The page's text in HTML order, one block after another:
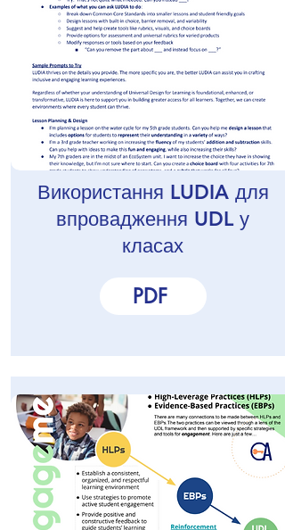
Використання LUDIA для
впровадження UDL у
класах
PDF